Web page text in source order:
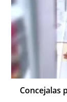
Concejalas